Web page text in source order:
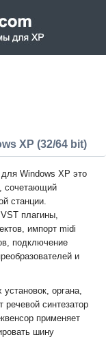
XP (32/64 bit)
Windows XP это
сочетающий
станции.
плагины,
импорт midi
подключение
и
органа,
синтезатор
применяет
шину